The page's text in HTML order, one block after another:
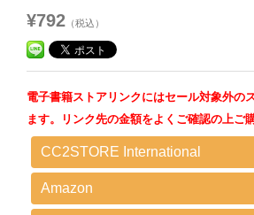
¥792 （税込）
電子書籍ストアリンクにはセール対象外の
ます。リンク先の金額をよくご確認の上ご
CC2STORE International
Amazon